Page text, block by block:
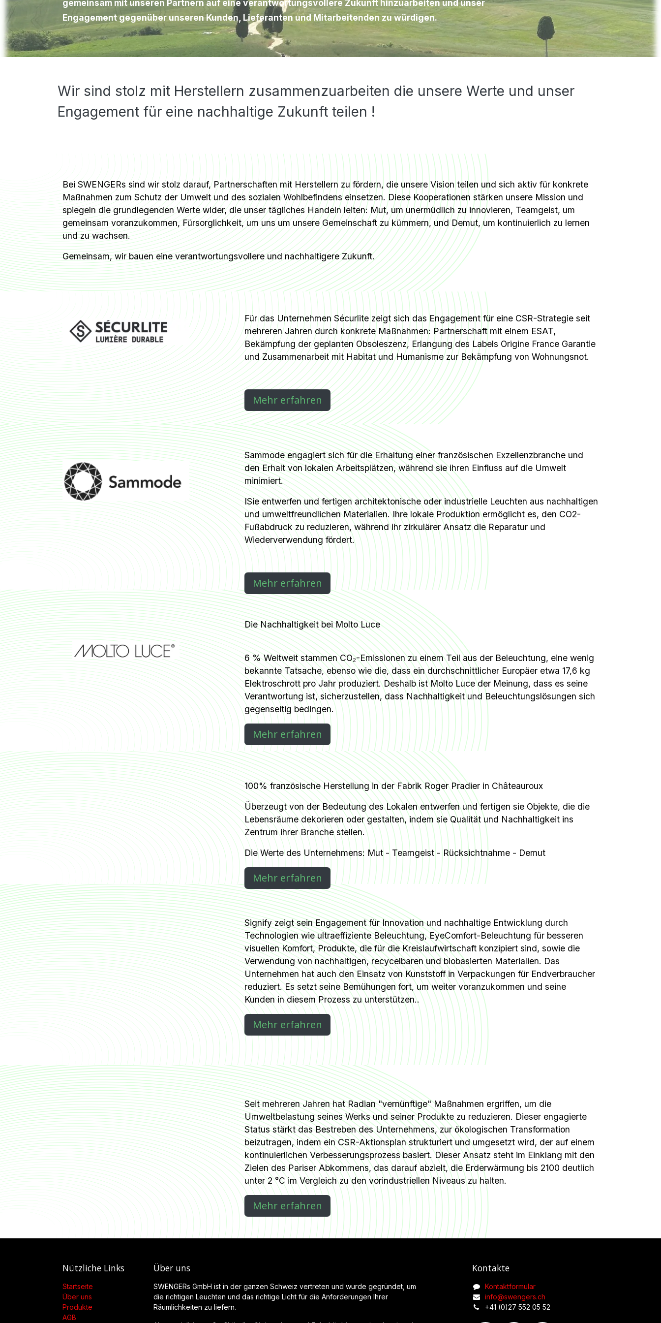
gemeinsam mit unseren Partnern auf eine verantwortungsvollere Zukunft hinzuarbeiten und unser
Engagement gegenüber unseren Kunden, Lieferanten und Mitarbeitenden zu würdigen.
Wir sind stolz mit Herstellern zusammenzuarbeiten die unsere Werte und unser
Engagement für eine nachhaltige Zukunft teilen !
Bei SWENGERs sind wir stolz darauf, Partnerschaften mit Herstellern zu fördern, die unsere Vision teilen und sich aktiv für konkrete
Maßnahmen zum Schutz der Umwelt und des sozialen Wohlbefindens einsetzen. Diese Kooperationen stärken unsere Mission und
spiegeln die grundlegenden Werte wider, die unser tägliches Handeln leiten: Mut, um unermüdlich zu innovieren, Teamgeist, um
gemeinsam voranzukommen, Fürsorglichkeit, um uns um unsere Gemeinschaft zu kümmern, und Demut, um kontinuierlich zu lernen
und zu wachsen.
Gemeinsam, wir bauen eine verantwortungsvollere und nachhaltigere Zukunft.
Für das Unternehmen Sécurlite zeigt sich das Engagement für eine CSR-Strategie seit
mehreren Jahren durch konkrete Maßnahmen: Partnerschaft mit einem ESAT,
Bekämpfung der geplanten Obsoleszenz, Erlangung des Labels Origine France Garantie
und Zusammenarbeit mit Habitat und Humanisme zur Bekämpfung von Wohnungsnot.
Mehr erfahren​
Sammode engagiert sich für die Erhaltung einer französischen Exzellenzbranche und
den Erhalt von lokalen Arbeitsplätzen, während sie ihren Einfluss auf die Umwelt
minimiert.
ISie entwerfen und fertigen architektonische oder industrielle Leuchten aus nachhaltigen
und umweltfreundlichen Materialien. Ihre lokale Produktion ermöglicht es, den CO2-
Fußabdruck zu reduzieren, während ihr zirkulärer Ansatz die Reparatur und
Wiederverwendung fördert.
Mehr erfahren​
Die Nachhaltigkeit bei Molto Luce
6 % Weltweit stammen CO₂-Emissionen zu einem Teil aus der Beleuchtung, eine wenig
bekannte Tatsache, ebenso wie die, dass ein durchschnittlicher Europäer etwa 17,6 kg
Elektroschrott pro Jahr produziert. Deshalb ist Molto Luce der Meinung, dass es seine
Verantwortung ist, sicherzustellen, dass Nachhaltigkeit und Beleuchtungslösungen sich
gegenseitig bedingen.
Mehr erfahren​
100% französische Herstellung in der Fabrik Roger Pradier in Châteauroux
Überzeugt von der Bedeutung des Lokalen entwerfen und fertigen sie Objekte, die die
Lebensräume dekorieren oder gestalten, indem sie Qualität und Nachhaltigkeit ins
Zentrum ihrer Branche stellen.
Die Werte des Unternehmens: Mut - Teamgeist - Rücksichtnahme - Demut
Mehr erfahren​
Signify zeigt sein Engagement für Innovation und nachhaltige Entwicklung durch
Technologien wie ultraeffiziente Beleuchtung, EyeComfort-Beleuchtung für besseren
visuellen Komfort, Produkte, die für die Kreislaufwirtschaft konzipiert sind, sowie die
Verwendung von nachhaltigen, recycelbaren und biobasierten Materialien. Das
Unternehmen hat auch den Einsatz von Kunststoff in Verpackungen für Endverbraucher
reduziert. Es setzt seine Bemühungen fort, um weiter voranzukommen und seine
Kunden in diesem Prozess zu unterstützen..
Mehr erfahren​
Seit mehreren Jahren hat Radian "vernünftige" Maßnahmen ergriffen, um die
Umweltbelastung seines Werks und seiner Produkte zu reduzieren. Dieser engagierte
Status stärkt das Bestreben des Unternehmens, zur ökologischen Transformation
beizutragen, indem ein CSR-Aktionsplan strukturiert und umgesetzt wird, der auf einem
kontinuierlichen Verbesserungsprozess basiert. Dieser Ansatz steht im Einklang mit den
Zielen des Pariser Abkommens, das darauf abzielt, die Erderwärmung bis 2100 deutlich
unter 2 °C im Vergleich zu den vorindustriellen Niveaus zu halten.
Mehr erfahren​
Kontakte
Kontaktformular
info@swengers.ch
+41 (0)27 552 05 52
Nützliche Links
Startseite
Über uns
Produkte
AGB
Über uns
SWENGERs GmbH ist in der ganzen Schweiz vertreten und wurde gegründet, um
die richtigen Leuchten und das richtige Licht für die Anforderungen Ihrer
Räumlichkeiten zu liefern.